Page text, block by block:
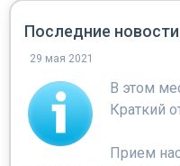
Последние новости
29 мая 2021
В этом
Краткий
Прием